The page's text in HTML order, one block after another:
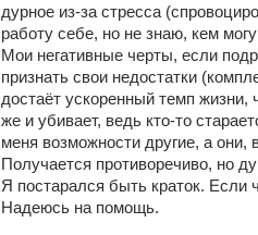
дурное из-за стресса
работу себе, но не знаю, кем
Мои негативные черты, если
признать свои недостатки
достаёт ускоренный темп жизни,
же и убивает, ведь кто-то
меня возможности другие, а они,
Получается противоречиво, но
Я постарался быть краток. Если
Надеюсь на помощь.